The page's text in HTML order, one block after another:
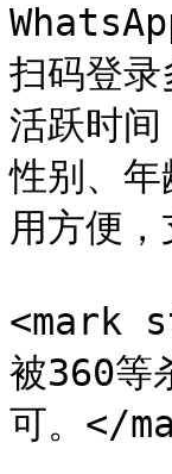
扫码登
活跃时
性别、
用方便
<mark
被360等
可。</